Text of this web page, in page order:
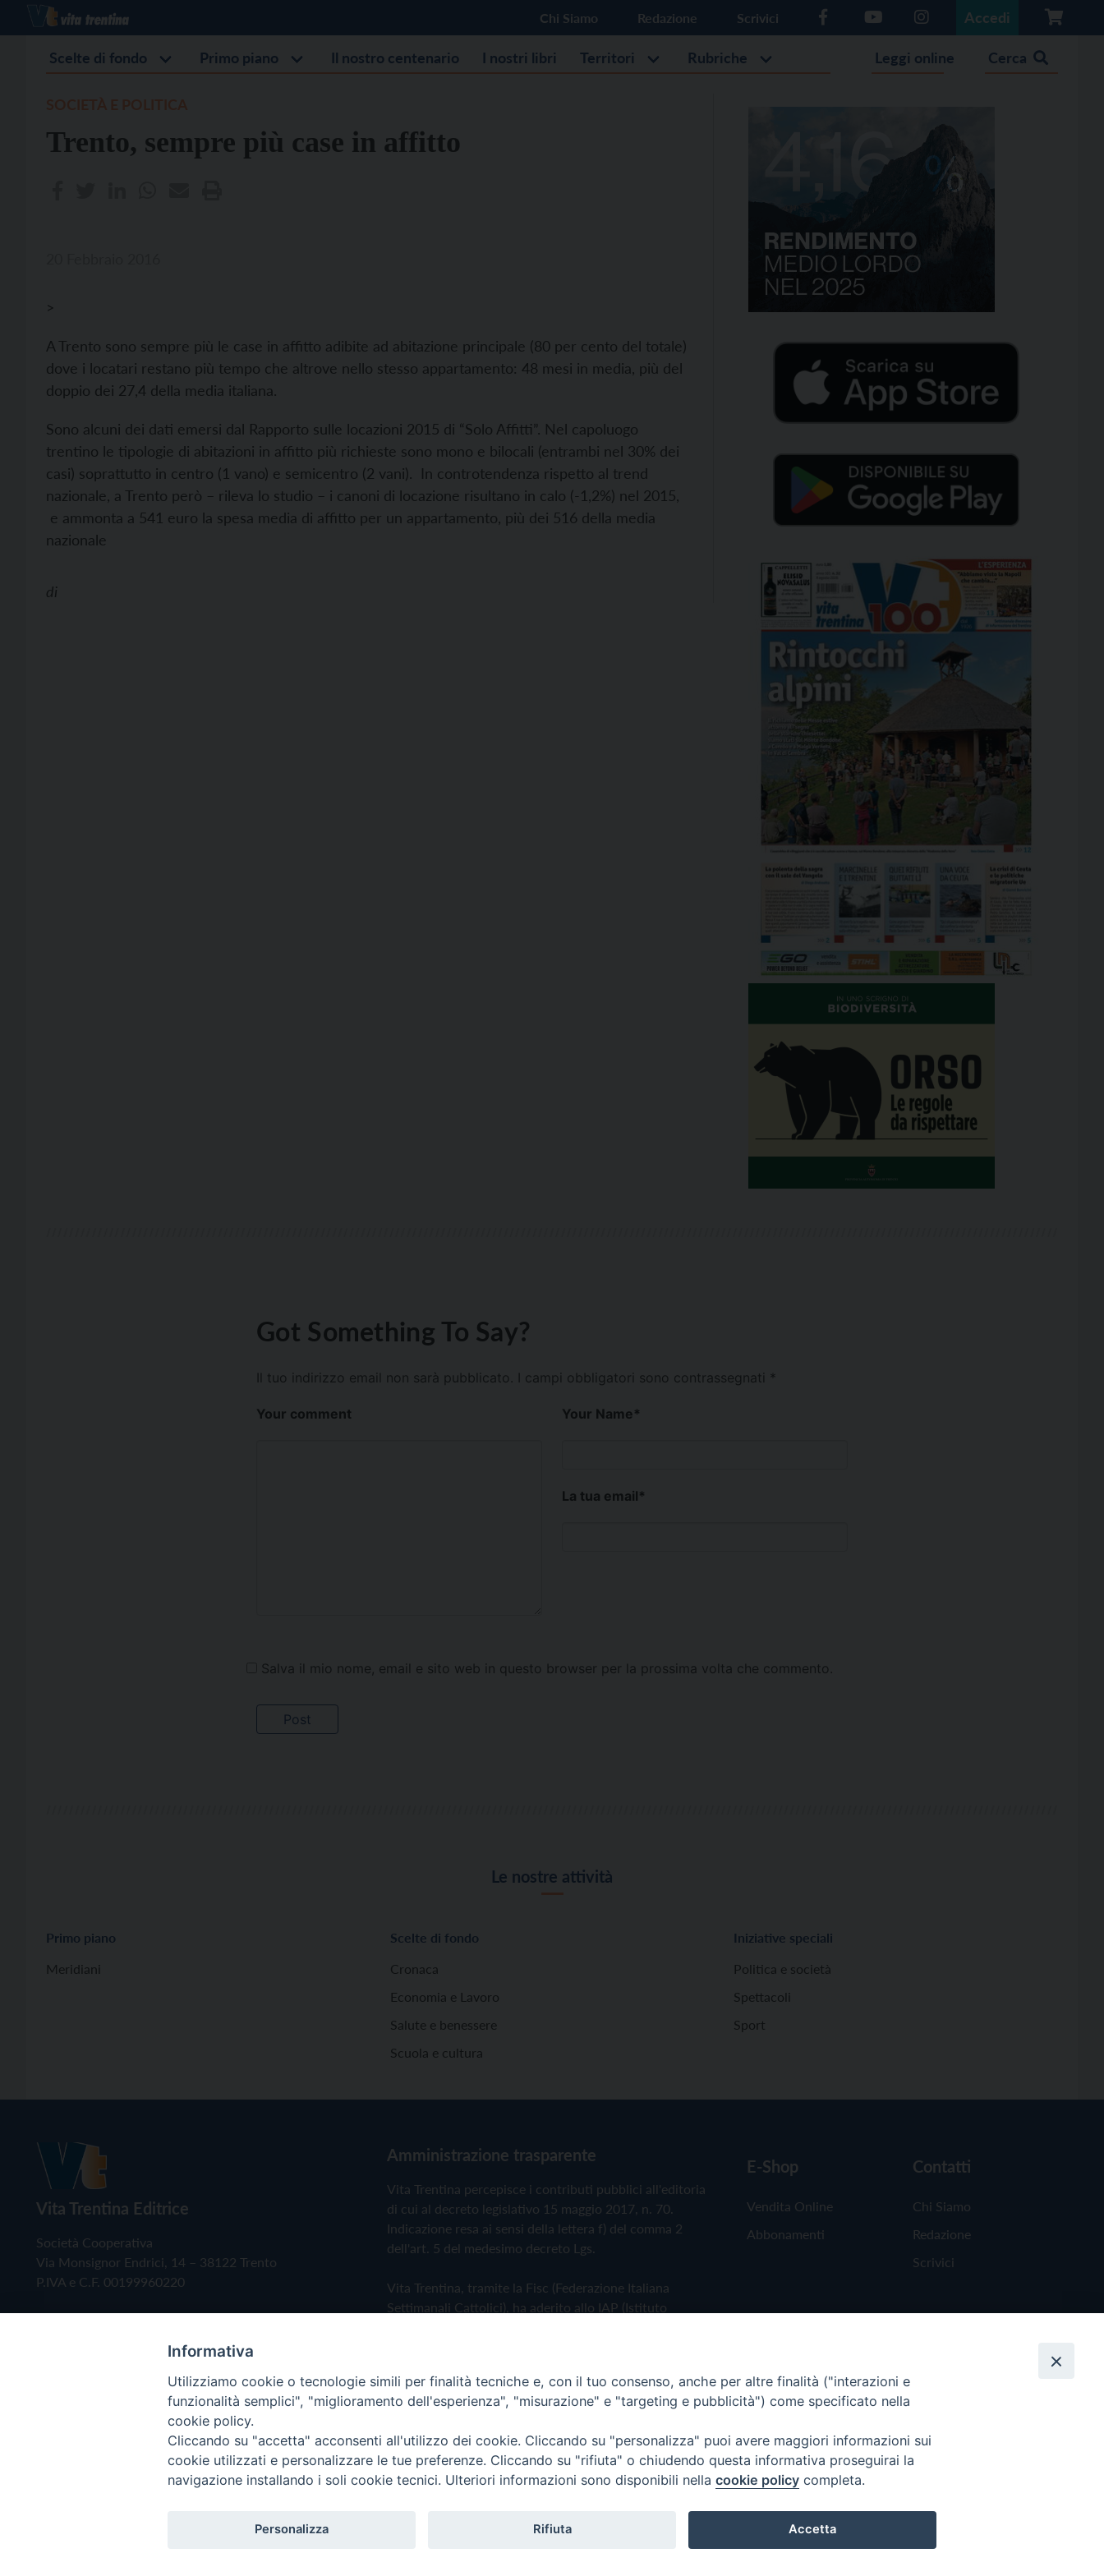
Chi Siamo Redazione Scrivici Accedi
Scelte di fondo Primo piano Il nostro centenario I nostri libri Territori Rubriche Leggi online Cerca
Trento, sempre più case in affitto
>
A Trento sono sempre più le case in affitto adibite ad abitazione principale (80 per cento del totale)
dove i locatari restano più tempo che altrove nello stesso appartamento: 48 mesi in media, più del
doppio dei 27,4 della media italiana.
Sono alcuni dei dati emersi dal Rapporto sulle locazioni 2015 di “Solo Affitti”. Nel capoluogo
trentino le tipologie di abitazioni in affitto più richieste sono mono e bilocali (entrambi nel 30% dei
casi) soprattutto in centro (1 vano) e semicentro (2 vani). In controtendenza rispetto al trend
nazionale, a Trento però – rileva lo studio – i canoni di locazione risultano in calo (-1,2%) nel 2015,
e ammonta a 541 euro la spesa media di affitto per un appartamento, più dei 516 della media
nazionale
di
Got Something To Say?
Il tuo indirizzo email non sarà pubblicato. I campi obbligatori sono contrassegnati *
Your comment Your Name*
La tua email*
Salva il mio nome, email e sito web in questo browser per la prossima volta che commento.
Le nostre attività
Primo piano
Meridiani
Scelte di fondo
Cronaca
Economia e Lavoro
Salute e benessere
Scuola e cultura
Iniziative speciali
Politica e società
Spettacoli
Sport
Vita Trentina Editrice
Società Cooperativa
Via Monsignor Endrici, 14 – 38122 Trento
P.IVA e C.F. 00199960220
Amministrazione trasparente
Vita Trentina percepisce i contributi pubblici all'editoria
di cui al decreto legislativo 15 maggio 2017, n. 70.
Indicazione resa ai sensi della lettera f) del comma 2
dell'art. 5 del medesimo decreto Lgs.
Vita Trentina, tramite la Fisc (Federazione Italiana
Settimanali Cattolici), ha aderito allo IAP (Istituto
Privacy Policy Cookie Policy
E-Shop
Vendita Online
Abbonamenti
Contatti
Chi Siamo
Redazione
Scrivici
Copyright © 2019 - Tutti i diritti riservati - Vita Trentina Editrice
Informativa
Utilizziamo cookie o tecnologie simili per finalità tecniche e, con il tuo consenso, anche per altre finalità ("interazioni e
funzionalità semplici", "miglioramento dell'esperienza", "misurazione" e "targeting e pubblicità") come specificato nella
cookie policy.
Cliccando su "accetta" acconsenti all'utilizzo dei cookie. Cliccando su "personalizza" puoi avere maggiori informazioni sui
cookie utilizzati e personalizzare le tue preferenze. Cliccando su "rifiuta" o chiudendo questa informativa proseguirai la
navigazione installando i soli cookie tecnici. Ulteriori informazioni sono disponibili nella cookie policy completa.
Personalizza Rifiuta Accetta